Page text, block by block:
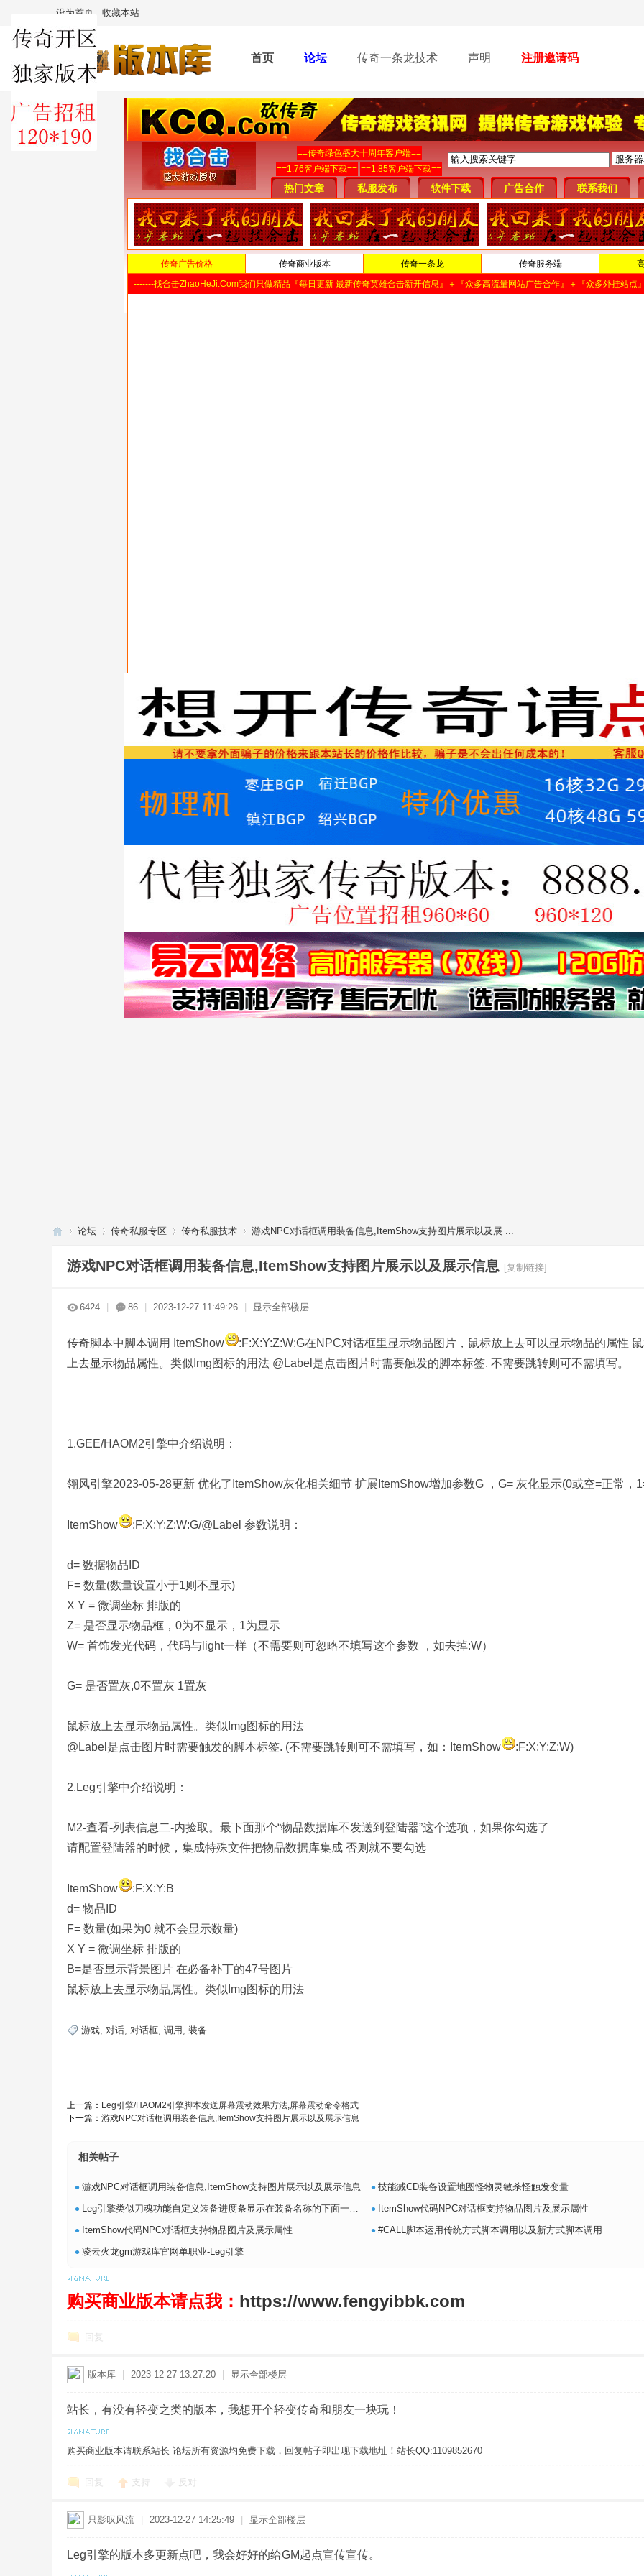
设为首页 收藏本站
首页 论坛 传奇一条龙技术 声明 注册邀请码
论坛 传奇私服专区 传奇私服技术 游戏NPC对话框调用装备信息,ItemShow支持图片展示以及展 ...
游戏NPC对话框调用装备信息,ItemShow支持图片展示以及展示信息 [复制链接]
6424 86 2023-12-27 11:49:26 显示全部楼层
传奇脚本中脚本调用 ItemShow
:F:X:Y:Z:W:G在NPC对话框里显示物品图片，鼠标放上去可以显示物品的属性
上去显示物品属性。类似Img图标的用法 @Label是点击图片时需要触发的脚本标签. 不需要跳转则可不需填写。
1.GEE/HAOM2引擎中介绍说明：
翎风引擎2023-05-28更新 优化了ItemShow灰化相关细节 扩展ItemShow增加参数G ，G= 灰化显示(0或空=正常，
ItemShow :F:X:Y:Z:W:G/@Label 参数说明：
d= 数据物品ID
F= 数量(数量设置小于1则不显示)
X Y = 微调坐标 排版的
Z= 是否显示物品框，0为不显示，1为显示
W= 首饰发光代码，代码与light一样（不需要则可忽略不填写这个参数 ，如去掉:W）
G= 是否置灰,0不置灰 1置灰
鼠标放上去显示物品属性。类似Img图标的用法
@Label是点击图片时需要触发的脚本标签. (不需要跳转则可不需填写，如：ItemShow
:F:X:Y:Z:W)
2.Leg引擎中介绍说明：
M2-查看-列表信息二-内捡取。最下面那个“物品数据库不发送到登陆器”这个选项，如果你勾选了
请配置登陆器的时候，集成特殊文件把物品数据库集成 否则就不要勾选
ItemShow
:F:X:Y:B
d= 物品ID
F= 数量(如果为0 就不会显示数量)
X Y = 微调坐标 排版的
B=是否显示背景图片 在必备补丁的47号图片
鼠标放上去显示物品属性。类似Img图标的用法
游戏, 对话, 对话框, 调用 , 装备
上一篇： Leg引擎/HAOM2引擎脚本发送屏幕震动效果方法,屏幕震动命令格式
下一篇： 游戏NPC对话框调用装备信息,ItemShow支持图片展示以及展示信息
相关帖子
• 游戏NPC对话框调用装备信息,ItemShow支持图片展示以及展示信息 • 技能减CD装备设置地图怪物灵敏杀怪触发变量
• Leg引擎类似刀魂功能自定义装备进度条显示在装备名称的下面一行支持2 • ItemShow代码NPC对话框支持物品图片及展示属性
• ItemShow代码NPC对话框支持物品图片及展示属性 • #CALL脚本运用传统方式脚本调用以及新方式脚本调用
• 凌云火龙gm游戏库官网单职业-Leg引擎
购买商业版本请点我： https://www.fengyibbk.com
回复
版本库 2023-12-27 13:27:20 显示全部楼层
站长，有没有轻变之类的版本，我想开个轻变传奇和朋友一块玩！
购买商业版本请联系站长 论坛所有资源均免费下载，回复帖子即出现下载地址！站长QQ:1109852670
回复 支持 反对
只影叹风流 2023-12-27 14:25:49 显示全部楼层
Leg引擎的版本多更新点吧，我会好好的给GM起点宣传宣传。